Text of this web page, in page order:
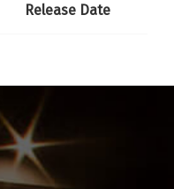
Release Date